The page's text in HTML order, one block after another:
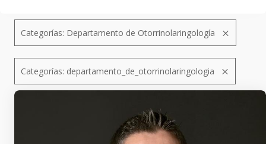
Categorías: Departamento de Otorrinolaringología
Categorías: departamento_de_otorrinolaringologia